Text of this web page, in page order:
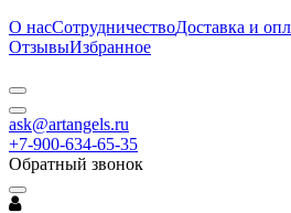
О насСотрудничествоДоставка и
ОтзывыИзбранное
ask@artangels.ru
+7-900-634-65-35
Обратный звонок